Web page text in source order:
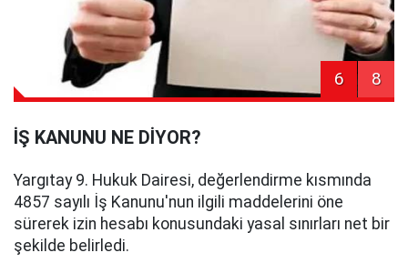
6 8
İŞ KANUNU NE DİYOR?
Yargıtay 9. Hukuk Dairesi, değerlendirme kısmında
4857 sayılı İş Kanunu'nun ilgili maddelerini öne
sürerek izin hesabı konusundaki yasal sınırları net bir
şekilde belirledi.